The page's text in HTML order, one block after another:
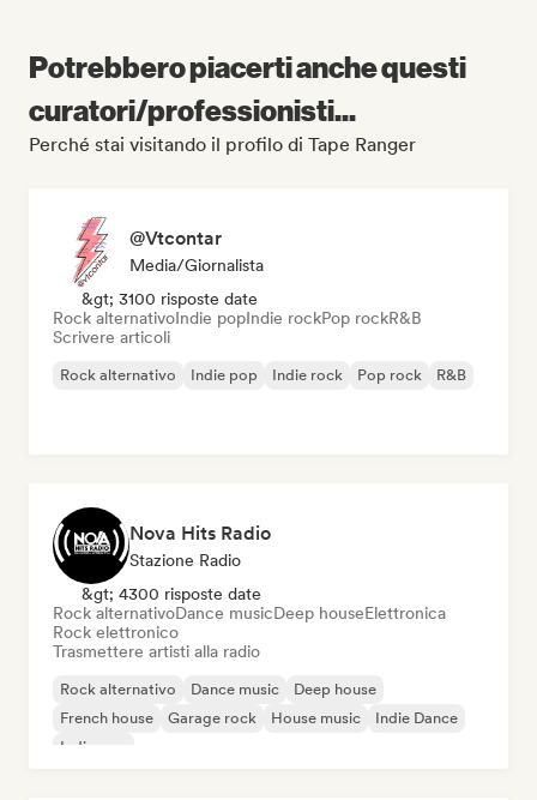
Potrebbero piacerti anche questi
curatori/professionisti...
Perché stai visitando il profilo di Tape Ranger
@Vtcontar
Media/Giornalista
&gt; 3100 risposte date
Rock alternativoIndie popIndie rockPop rockR&B
Scrivere articoli
Rock alternativo Indie pop Indie rock Pop rock R&B
Nova Hits Radio
Stazione Radio
&gt; 4300 risposte date
Rock alternativoDance musicDeep houseElettronica
Rock elettronico
Trasmettere artisti alla radio
Rock alternativo Dance music
Deep house
French house
Garage rock House music
Indie Dance
Indie pop